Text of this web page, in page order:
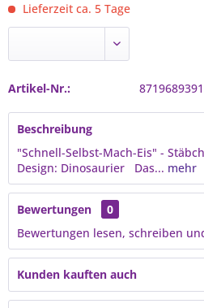
Lieferzeit ca. 5 Tage
Artikel-Nr.:
Beschreibung
"Schnell-Selbst-Mach-Eis" -
Design: Dinosaurier Das... mehr
Bewertungen
0
Bewertungen lesen, schreiben
Kunden kauften auch